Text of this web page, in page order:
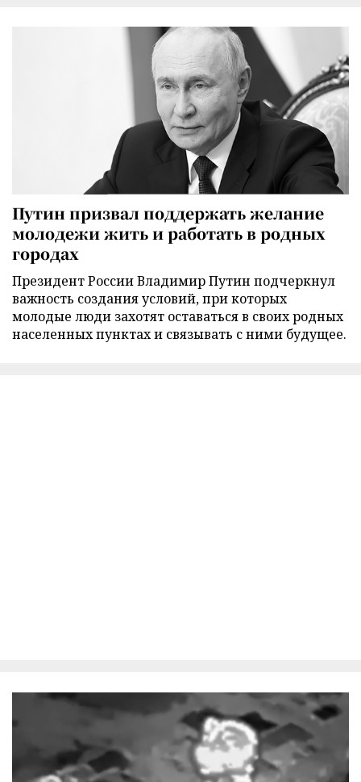
Путин призвал поддержать желание
молодежи жить и работать в родных
городах
Президент России Владимир Путин подчеркнул
важность создания условий, при которых
молодые люди захотят оставаться в своих родных
населенных пунктах и связывать с ними будущее.